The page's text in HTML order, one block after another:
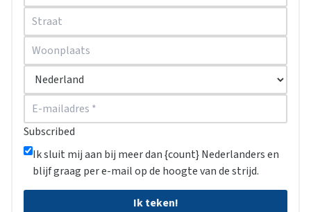
Subscribed
Ik sluit mij aan bij meer dan {count} Nederlanders en
blijf graag per e-mail op de hoogte van de strijd.
Ik teken!